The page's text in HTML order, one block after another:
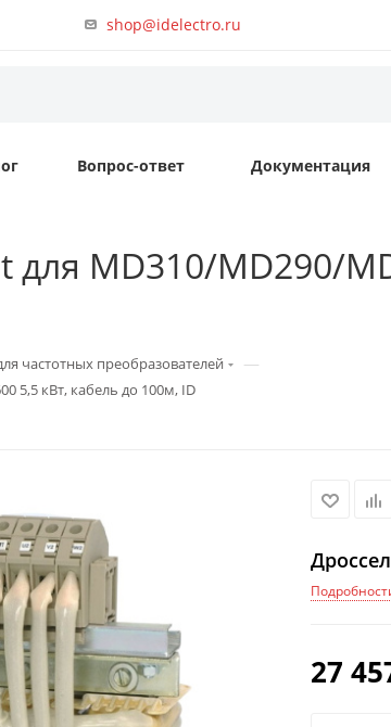
shop@idelectro.ru
Вопрос-ответ Документация
MD310/MD290/
частотных преобразователей —
5,5 кВт, кабель до 100м, ID
27